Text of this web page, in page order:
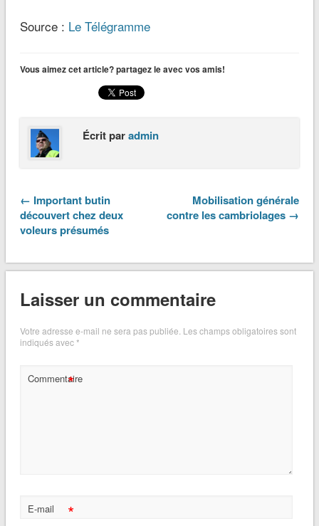
Source : Le Télégramme
Vous aimez cet article? partagez le avec vos amis!
Écrit paradmin
← Important butin
découvert chez deux
voleurs présumés
Mobilisation générale
contre les cambriolages →
Laisser un commentaire
Votre adresse e-mail ne sera pas publiée. Les champs obligatoires sont
indiqués avec*
Commentaire
*
E-mail *